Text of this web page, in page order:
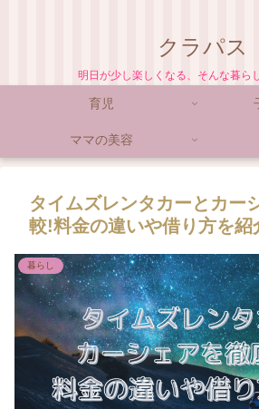
クラパス
明日が少し楽しくなる、そんな暮ら
育児
ママの美容
タイムズレンタカーとカー
較!料金の違いや借り方を紹
暮らし